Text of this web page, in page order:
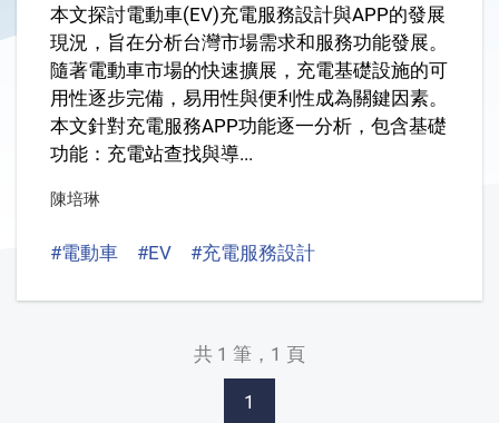
本文探討電動車(EV)充電服務設計與APP的發展
現況，旨在分析台灣市場需求和服務功能發展。
隨著電動車市場的快速擴展，充電基礎設施的可
用性逐步完備，易用性與便利性成為關鍵因素。
本文針對充電服務APP功能逐一分析，包含基礎
功能：充電站查找與導...
陳培琳
#電動車 #EV #充電服務設計
共 1 筆，1 頁
1